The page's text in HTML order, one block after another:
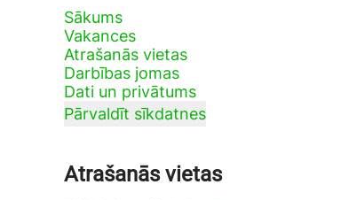
Sākums
Vakances
Atrašanās vietas
Darbības jomas
Dati un privātums
Pārvaldīt sīkdatnes
Atrašanās vietas